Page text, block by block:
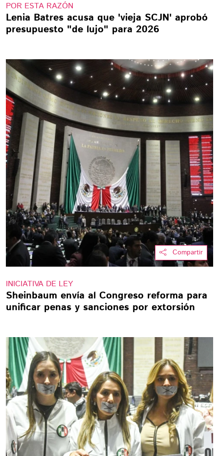
POR ESTA RAZÓN
Lenia Batres acusa que 'vieja SCJN' aprobó
presupuesto "de lujo" para 2026
Compartir
INICIATIVA DE LEY
Sheinbaum envía al Congreso reforma para
unificar penas y sanciones por extorsión